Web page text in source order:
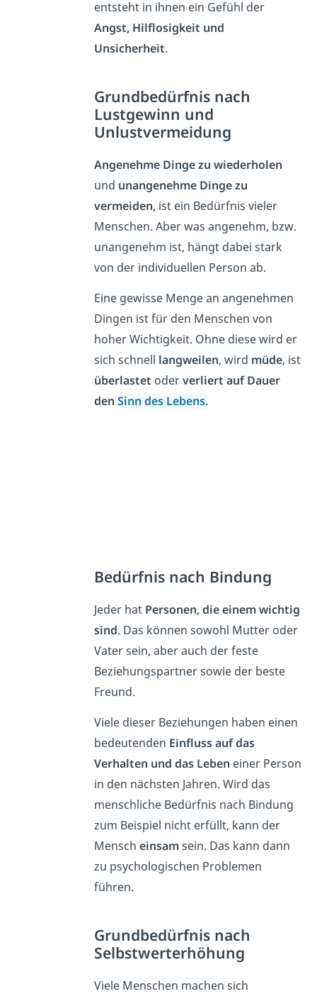
entsteht in ihnen ein Gefühl der
Angst, Hilflosigkeit und
Unsicherheit.
Grundbedürfnis nach
Lustgewinn und
Unlustvermeidung
Angenehme Dinge zu wiederholen
und unangenehme Dinge zu
vermeiden, ist ein Bedürfnis vieler
Menschen. Aber was angenehm, bzw.
unangenehm ist, hängt dabei stark
von der individuellen Person ab.
Eine gewisse Menge an angenehmen
Dingen ist für den Menschen von
hoher Wichtigkeit. Ohne diese wird er
sich schnell langweilen, wird müde, ist
überlastet oderverliert auf Dauer
denSinn des Lebens.
Bedürfnis nach Bindung
Jeder hat Personen, die einem wichtig
sind. Das können sowohl Mutter oder
Vater sein, aber auch der feste
Beziehungspartner sowie der beste
Freund.
Viele dieser Beziehungen haben einen
bedeutenden Einfluss auf das
Verhalten und das Leben einer Person
in den nächsten Jahren. Wird das
menschliche Bedürfnis nach Bindung
zum Beispiel nicht erfüllt, kann der
Menscheinsamsein. Das kann dann
zu psychologischen Problemen
führen.
Grundbedürfnis nach
Selbstwerterhöhung
Viele Menschen machen sich